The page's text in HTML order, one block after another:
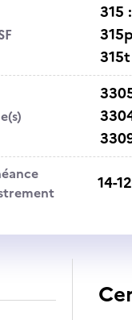
315 :
14-